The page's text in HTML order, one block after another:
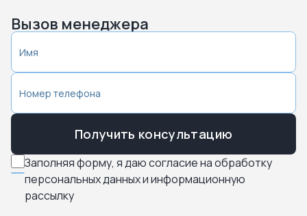
Вызов менеджера
Заполняя форму, я даю согласие на обработку
персональных данных и информационную
рассылку
Получить консультацию